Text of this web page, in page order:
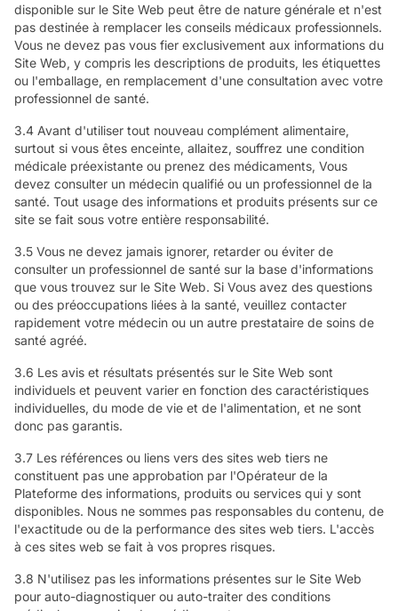
disponible sur le Site Web peut être de nature générale et n'est
pas destinée à remplacer les conseils médicaux professionnels.
Vous ne devez pas vous fier exclusivement aux informations du
Site Web, y compris les descriptions de produits, les étiquettes
ou l'emballage, en remplacement d'une consultation avec votre
professionnel de santé.
3.4 Avant d'utiliser tout nouveau complément alimentaire,
surtout si vous êtes enceinte, allaitez, souffrez une condition
médicale préexistante ou prenez des médicaments, Vous
devez consulter un médecin qualifié ou un professionnel de la
santé. Tout usage des informations et produits présents sur ce
site se fait sous votre entière responsabilité.
3.5 Vous ne devez jamais ignorer, retarder ou éviter de
consulter un professionnel de santé sur la base d'informations
que vous trouvez sur le Site Web. Si Vous avez des questions
ou des préoccupations liées à la santé, veuillez contacter
rapidement votre médecin ou un autre prestataire de soins de
santé agréé.
3.6 Les avis et résultats présentés sur le Site Web sont
individuels et peuvent varier en fonction des caractéristiques
individuelles, du mode de vie et de l'alimentation, et ne sont
donc pas garantis.
3.7 Les références ou liens vers des sites web tiers ne
constituent pas une approbation par l'Opérateur de la
Plateforme des informations, produits ou services qui y sont
disponibles. Nous ne sommes pas responsables du contenu, de
l'exactitude ou de la performance des sites web tiers. L'accès
à ces sites web se fait à vos propres risques.
3.8 N'utilisez pas les informations présentes sur le Site Web
pour auto-diagnostiquer ou auto-traiter des conditions